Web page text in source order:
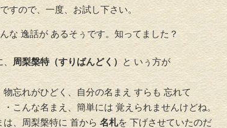
すので、一度、お試し下さい。
な 逸話が あるそぅです。知ってました？
周梨槃特（すりばんどく） と いぅ方が
忘れがひどく、自分の名まえ すらも 忘れて
・こんな名まえ、簡単には 覚えられませんけどね。
、周梨槃特に 首から 名札を 下げさせていたのだ